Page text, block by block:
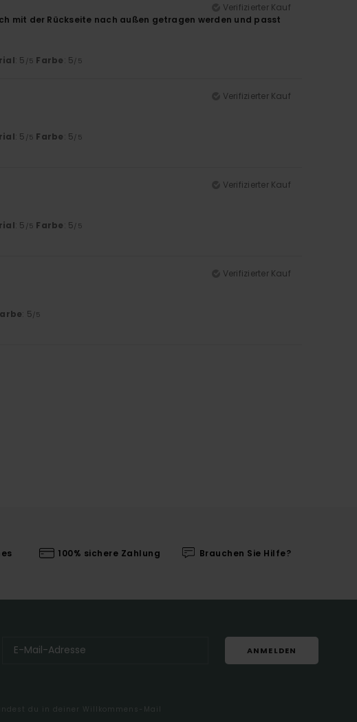
Verifizierter Kauf
mit der Rückseite nach außen getragen werden und passt
: 5 /5 Farbe: 5/5
Verifizierter Kauf
: 5 /5 Farbe: 5/5
Verifizierter Kauf
: 5 /5 Farbe: 5/5
Verifizierter Kauf
: 5/5
100% sichere Zahlung Brauchen Sie Hilfe?
ANMELDEN
du in deiner Willkommens-Mail